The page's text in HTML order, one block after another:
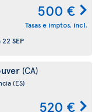
500 €
Tasas e imptos. incl.
22 SEP
(CA)
(ES)
520 €